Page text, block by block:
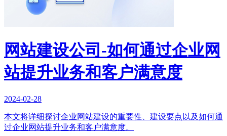
网站建设公司-如何通过企业网
站提升业务和客户满意度
2024-02-28
本文将详细探讨企业网站建设的重要性、建设要点以及如何通
过企业网站提升业务和客户满意度。